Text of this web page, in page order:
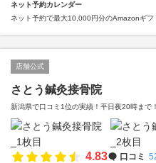
ネット予約カレンダー
ネット予約で最大10,000円分のAmazonギフ
店舗公式
さとう鍼灸接骨院
新潟県で口コミ1位の実績！平日夜20時まで
4.83 口コミ